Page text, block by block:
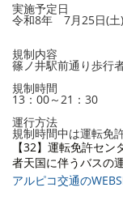
実施予定日
令和8年 7月25日(
規制内容
篠ノ井駅前通り歩行
規制時間
13：00～21：30
運行方法
規制時間中は運転免
【32】運転免許セ
者天国に伴うバスの
アルピコ交通の